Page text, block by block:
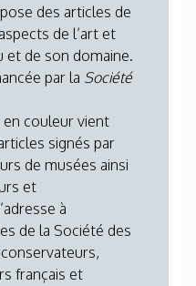
des articles de
de l’art et
et de son domaine.
par la Société
couleur vient
signés par
de musées ainsi
et
à
de la Société des
français et